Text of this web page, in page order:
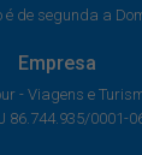
é de segunda a
Empresa
- Viagens e
86.744.935/0001-